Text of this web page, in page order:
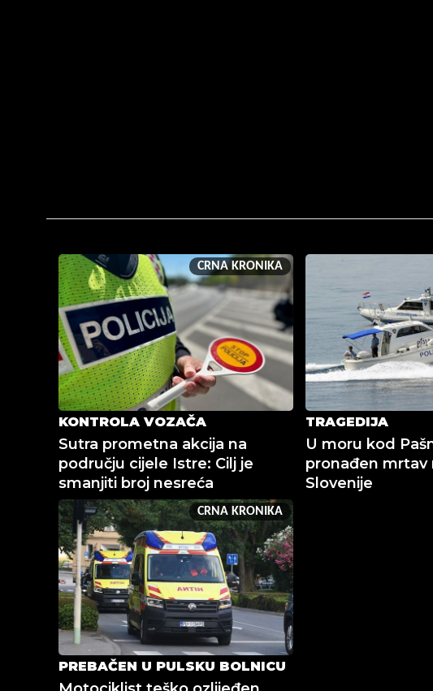
CRNA KRONIKA
KONTROLA VOZAČA
Sutra prometna akcija na
području cijele Istre: Cilj je
smanjiti broj nesreća
TRAGEDIJA
U moru kod
pronađen mrtav
Slovenije
CRNA KRONIKA
PREBAČEN U PULSKU BOLNICU